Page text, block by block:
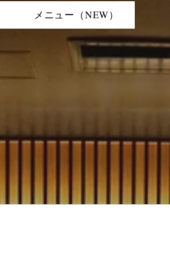
メニュー（NEW）